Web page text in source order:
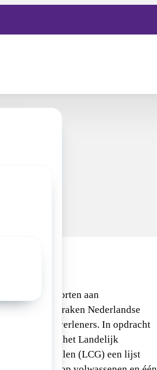
tekorten aan
tekorten raken Nederlandse
en zorgverleners. In opdracht
VWS heeft het Landelijk
Geneesmiddelen (LCG) een lijst